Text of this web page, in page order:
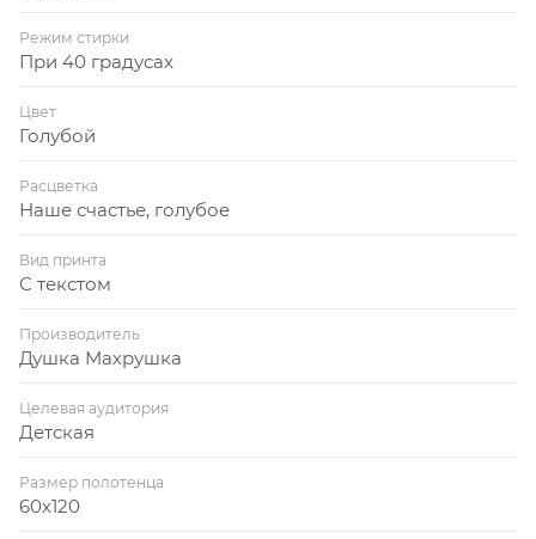
Режим стирки
При 40 градусах
Цвет
Голубой
Расцветка
Наше счастье, голубое
Вид принта
С текстом
Производитель
Душка Махрушка
Целевая аудитория
Детская
Размер полотенца
60х120